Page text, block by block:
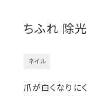
ちふれ 除
ネイル
爪が白くなりに